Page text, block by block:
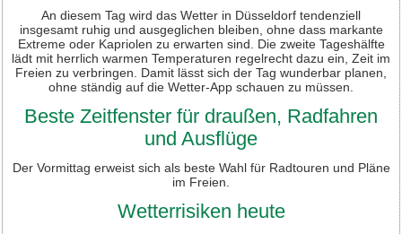
An diesem Tag wird das Wetter in Düsseldorf tendenziell
insgesamt ruhig und ausgeglichen bleiben, ohne dass markante
Extreme oder Kapriolen zu erwarten sind. Die zweite Tageshälfte
lädt mit herrlich warmen Temperaturen regelrecht dazu ein, Zeit im
Freien zu verbringen. Damit lässt sich der Tag wunderbar planen,
ohne ständig auf die Wetter-App schauen zu müssen.
Beste Zeitfenster für draußen, Radfahren
und Ausflüge
Der Vormittag erweist sich als beste Wahl für Radtouren und Pläne
im Freien.
Wetterrisiken heute